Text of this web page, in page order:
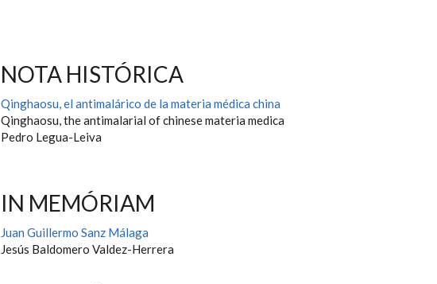
NOTA HISTÓRICA
Qinghaosu, el antimalárico de la materia médica china
Qinghaosu, the antimalarial of chinese materia medica
Pedro Legua-Leiva
IN MEMÓRIAM
Juan Guillermo Sanz Málaga
Jesús Baldomero Valdez-Herrera